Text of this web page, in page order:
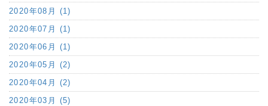
2020年08月 (1)
2020年07月 (1)
2020年06月 (1)
2020年05月 (2)
2020年04月 (2)
2020年03月 (5)